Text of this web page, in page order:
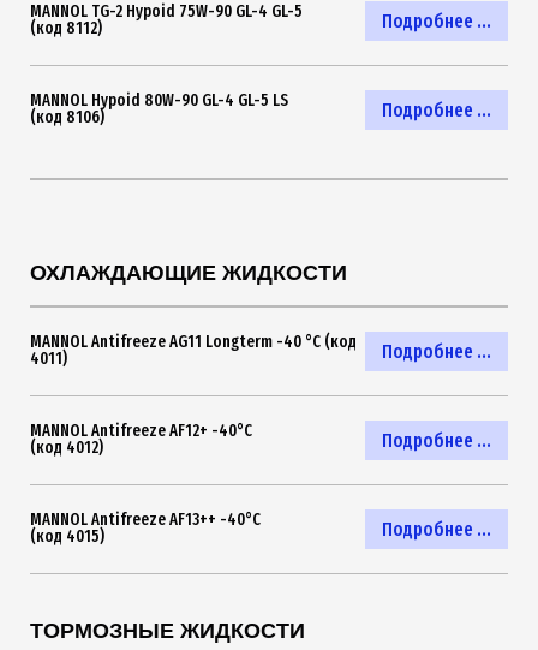
Подробнее ...
MANNOL TG-2 Hypoid 75W-90 GL-4 GL-5
(код 8112)
Подробнее ...
MANNOL Hypoid 80W-90 GL-4 GL-5 LS
(код 8106)
ОХЛАЖДАЮЩИЕ ЖИДКОСТИ
Подробнее ...
MANNOL Antifreeze AG11 Longterm -40 °C (код
4011)
Подробнее ...
MANNOL Antifreeze AF12+ -40°C
(код 4012)
Подробнее ...
MANNOL Antifreeze AF13++ -40°C
(код 4015)
ТОРМОЗНЫЕ ЖИДКОСТИ